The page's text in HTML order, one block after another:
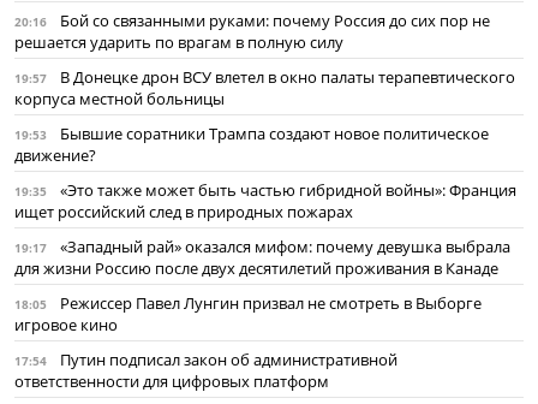
20:16
Бой со связанными руками: почему Россия до сих пор не
решается ударить по врагам в полную силу
19:57
В Донецке дрон ВСУ влетел в окно палаты терапевтического
корпуса местной больницы
19:53
Бывшие соратники Трампа создают новое политическое
движение?
19:35
«Это также может быть частью гибридной войны»: Франция
ищет российский след в природных пожарах
19:17
«Западный рай» оказался мифом: почему девушка выбрала
для жизни Россию после двух десятилетий проживания в Канаде
18:05
Режиссер Павел Лунгин призвал не смотреть в Выборге
игровое кино
17:54
Путин подписал закон об административной
ответственности для цифровых платформ